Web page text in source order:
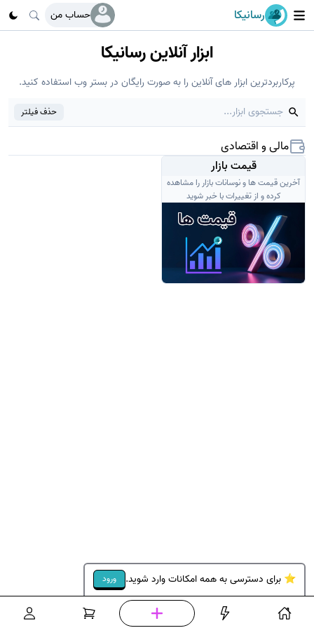
رسانیکا حساب من
ابزار آنلاین رسانیکا
پرکاربردترین ابزار های آنلاین را به صورت رایگان در بستر وب استفاده کنید.
حذف فیلتر
مالی و اقتصادی
قیمت بازار
آخرین قیمت ها و نوسانات بازار را مشاهده
کرده و از تغییرات با خبر شوید
⭐ برای دسترسی به همه امکانات وارد شوید. ورود